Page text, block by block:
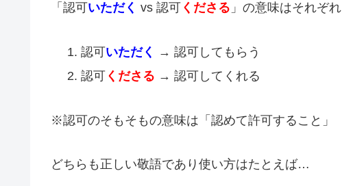
「認可いただく vs 認可 くださる 」の意味はそれぞれ
認可いただく
→ 認可してもらう
認可くださる → 認可してくれる
※認可のそもそもの意味は「認めて許可すること」
どちらも正しい敬語であり使い方はたとえば…